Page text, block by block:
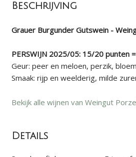
Beschrijving
Grauer Burgunder Gutswein -
PERSWIJN 2025/05: 15/20 punten
Geur: peer en meloen, perzik,
Smaak: rijp en weelderig, milde
Bekijk alle wijnen van Weingut
Details